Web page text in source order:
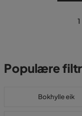
1
Populære
Bokhylle eik